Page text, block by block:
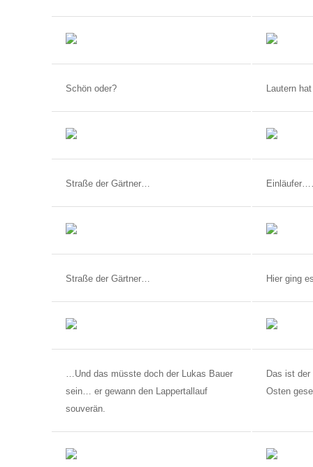
Schön oder? Lautern
Straße der Gärtner…
Straße der Gärtner… Hier ging
…Und das müsste doch der Lukas Bauer
sein… er gewann den Lappertallauf
souverän.
Das ist
Osten